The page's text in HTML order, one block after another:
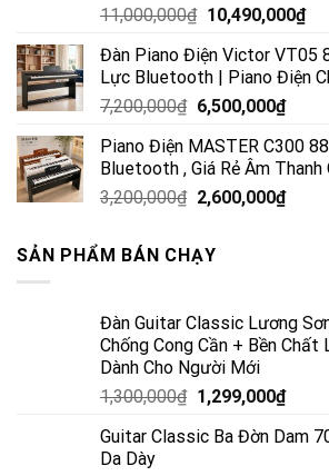
11,000,000₫ 10,490,000₫
Đàn Piano Điện Victor VT05
Lực Bluetooth | Piano Điện
7,200,000₫ 6,500,000₫
Piano Điện MASTER C300
Bluetooth , Giá Rẻ Âm Thanh
3,200,000₫ 2,600,000₫
SẢN PHẨM BÁN CHẠY
Đàn Guitar Classic Lương
Chống Cong Cần + Bền
Dành Cho Người Mới
1,300,000₫ 1,299,000₫
Guitar Classic Ba Đờn Dam
Da Dày